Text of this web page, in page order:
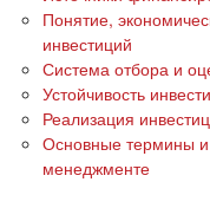
Понятие,
инвестиций
Система отбора и
Устойчивость
Реализация
Основные термины
менеджменте